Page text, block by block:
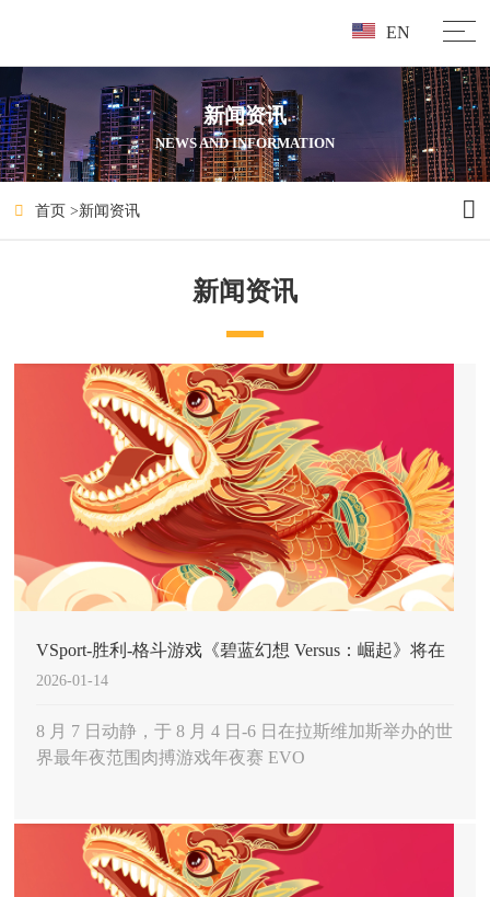
EN
新闻资讯
NEWS AND INFORMATION
首页 >新闻资讯
新闻资讯
VSport-胜利-格斗游戏《碧蓝幻想 Versus：崛起》将在
今年年底发售 并登陆 PS5、PS4 和 Steam 平台
2026-01-14
8 月 7 日动静，于 8 月 4 日-6 日在拉斯维加斯举办的世
界最年夜范围肉搏游戏年夜赛 EVO